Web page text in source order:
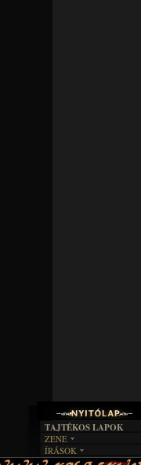
TAJTÉKOS LAPOK
ZENE
EGYÜTTESEK
ÍRÁSOK
BOSZORKÁNYKONYHA